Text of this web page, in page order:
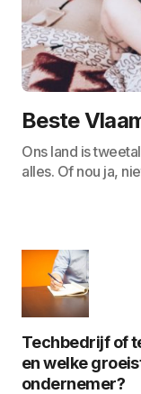
Beste
Ons land is
alles. Of nou ja,
Techbedrijf of
en welke
ondernemer?